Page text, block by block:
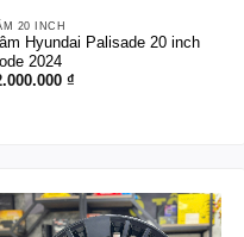
20 INCH
Hyundai Palisade 20 inch
2024
₫